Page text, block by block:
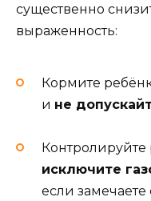
существенно
выраженность:
Кормите
и не
исключите
если